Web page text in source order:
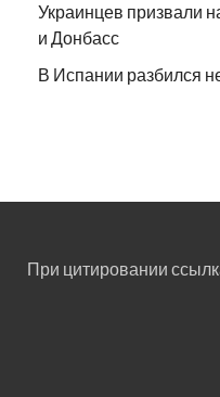
Украинцев призвали
и Донбасс
В Испании разбился
При цитировании